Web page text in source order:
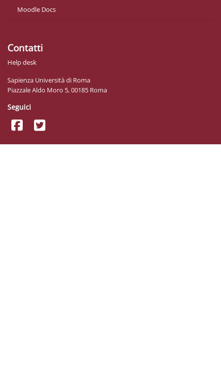
Moodle Docs
Contatti
Help desk
Sapienza Università di Roma
Piazzale Aldo Moro 5, 00185 Roma
Seguici